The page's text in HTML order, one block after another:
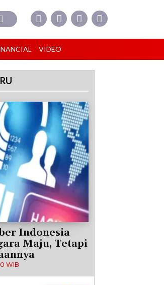
VIDEO
Indonesia
Maju, Tetapi
WIB